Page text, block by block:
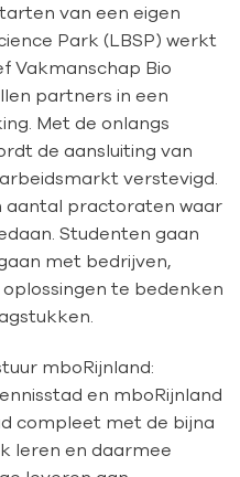
van een eigen
Park (LBSP) werkt
Vakmanschap Bio
partners in een
Met de onlangs
de aansluiting van
verstevigd.
aantal practoraten waar
Studenten gaan
met bedrijven,
te bedenken
mboRijnland:
en mboRijnland
compleet met de bijna
leren en daarmee